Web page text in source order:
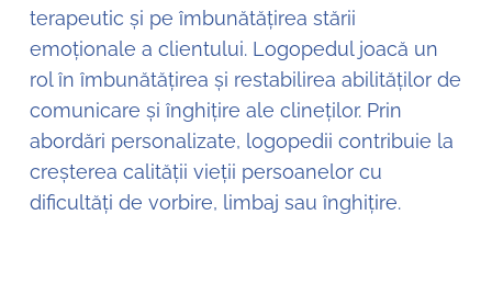
terapeutic și pe îmbunătățirea stării
emoționale a clientului. Logopedul joacă un
rol în îmbunătățirea și restabilirea abilităților de
comunicare și înghițire ale clineților. Prin
abordări personalizate, logopedii contribuie la
creșterea calității vieții persoanelor cu
dificultăți de vorbire, limbaj sau înghițire.